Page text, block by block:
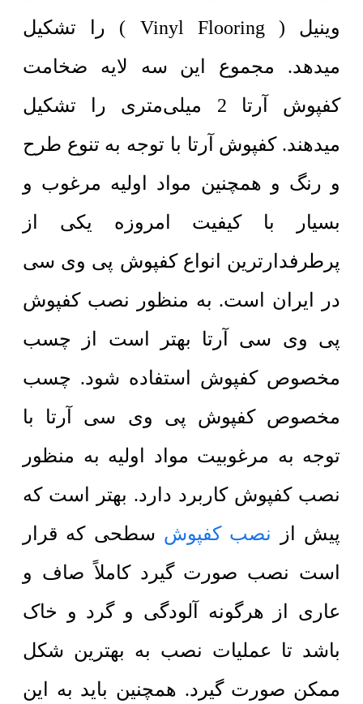
وینیل ( Vinyl Flooring ) را تشکیل
میدهد. مجموع این سه لایه ضخامت
کفپوش آرتا 2 میلی‌متری را تشکیل
میدهند. کفپوش آرتا با توجه به تنوع طرح
و رنگ و همچنین مواد اولیه مرغوب و
بسیار با کیفیت امروزه یکی از
پرطرفدارترین انواع کفپوش پی وی سی
در ایران است. به منظور نصب کفپوش
پی وی سی آرتا بهتر است از چسب
مخصوص کفپوش استفاده شود. چسب
مخصوص کفپوش پی وی سی آرتا با
توجه به مرغوبیت مواد اولیه به منظور
نصب کفپوش کاربرد دارد. بهتر است که
پیش از نصب کفپوش سطحی که قرار
است نصب صورت گیرد کاملاً صاف و
عاری از هرگونه آلودگی و گرد و خاک
باشد تا عملیات نصب به بهترین شکل
ممکن صورت گیرد. همچنین باید به این